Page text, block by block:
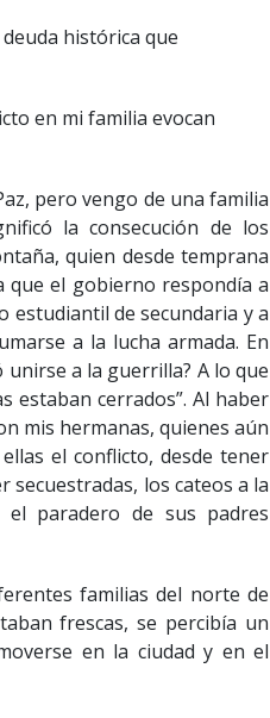
histórica que
en mi familia evocan
pero vengo de una familia
la consecución de los
quien desde temprana
que el gobierno respondía a
estudiantil de secundaria y a
a la lucha armada. En
a la guerrilla? A lo que
estaban cerrados”. Al haber
mis hermanas, quienes aún
el conflicto, desde tener
secuestradas, los cateos a la
el paradero de sus padres
familias del norte de
frescas, se percibía un
en la ciudad y en el